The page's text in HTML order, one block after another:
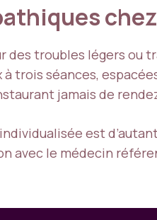
des troubles légers ou
à trois séances,
jamais de
est
avec le médecin